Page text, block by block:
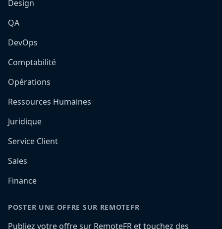
Design
QA
DevOps
Comptabilité
Opérations
Ressources Humaines
Juridique
Service Client
Sales
Finance
POSTER UNE OFFRE SUR REMOTEFR
Publiez votre offre sur RemoteFR et touchez des